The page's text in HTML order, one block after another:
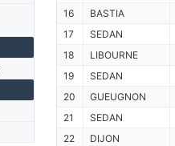
16
BASTIA
17
SEDAN
18
LIBOURNE
19
SEDAN
20
GUEUGNON
21
SEDAN
22
DIJON